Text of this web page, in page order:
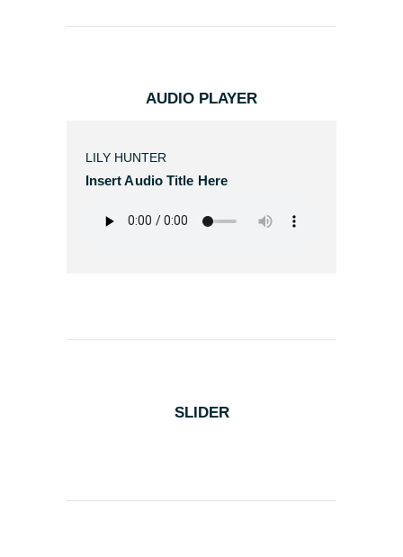
AUDIO PLAYER
LILY HUNTER
Insert Audio Title Here
SLIDER